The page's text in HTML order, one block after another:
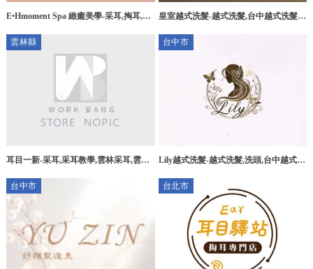
E•Hmoment Spa 緻癒美學-采耳,掏耳,高
皇室越式洗髮-越式洗髮,台中越式洗髮,
雲林縣
耳目一新-采耳,采耳教學,雲林采耳,雲林
台中市
Lily越式洗髮-越式洗髮,洗頭,台中越式洗
台中市
台北市